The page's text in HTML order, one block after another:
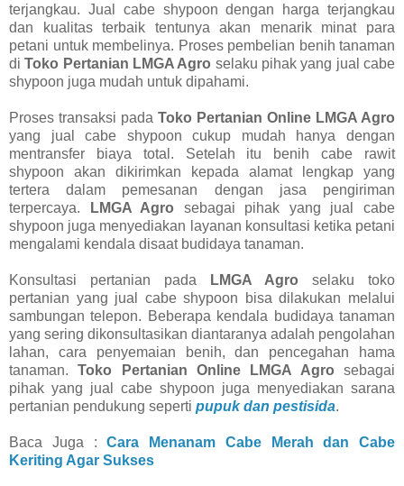
terjangkau. Jual cabe shypoon dengan harga terjangkau
dan kualitas terbaik tentunya akan menarik minat para
petani untuk membelinya. Proses pembelian benih tanaman
diToko Pertanian LMGA Agro selaku pihak yang jual cabe
shypoon juga mudah untuk dipahami.
Proses transaksi pada Toko Pertanian Online LMGA Agro
yang jual cabe shypoon cukup mudah hanya dengan
mentransfer biaya total. Setelah itu benih cabe rawit
shypoon akan dikirimkan kepada alamat lengkap yang
tertera dalam pemesanan dengan jasa pengiriman
terpercaya.
LMGA Agro sebagai pihak yang jual cabe
shypoon juga menyediakan layanan konsultasi ketika petani
mengalami kendala disaat budidaya tanaman.
Konsultasi pertanian pada LMGA Agro selaku toko
pertanian yang jual cabe shypoon bisa dilakukan melalui
sambungan telepon. Beberapa kendala budidaya tanaman
yang sering dikonsultasikan diantaranya adalah pengolahan
lahan, cara penyemaian benih, dan pencegahan hama
tanaman.Toko Pertanian Online LMGA Agro sebagai
pihak yang jual cabe shypoon juga menyediakan sarana
pertanian pendukung seperti pupuk dan pestisida.
Baca Juga :Cara Menanam Cabe Merah dan Cabe
Keriting Agar Sukses